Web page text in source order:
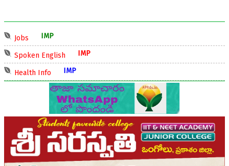
Jobs
Spoken English
Health Info